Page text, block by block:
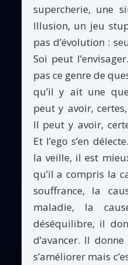
supercherie, une
Illusion, un jeu
pas d’évolution :
Soi peut
pas ce genre de
qu’il y ait une
peut y avoir,
Il peut y avoir,
Et l’ego s’en
la veille, il est
qu’il a compris la
souffrance, la
maladie, la
déséquilibre, il
d’avancer. Il
s’améliorer mais